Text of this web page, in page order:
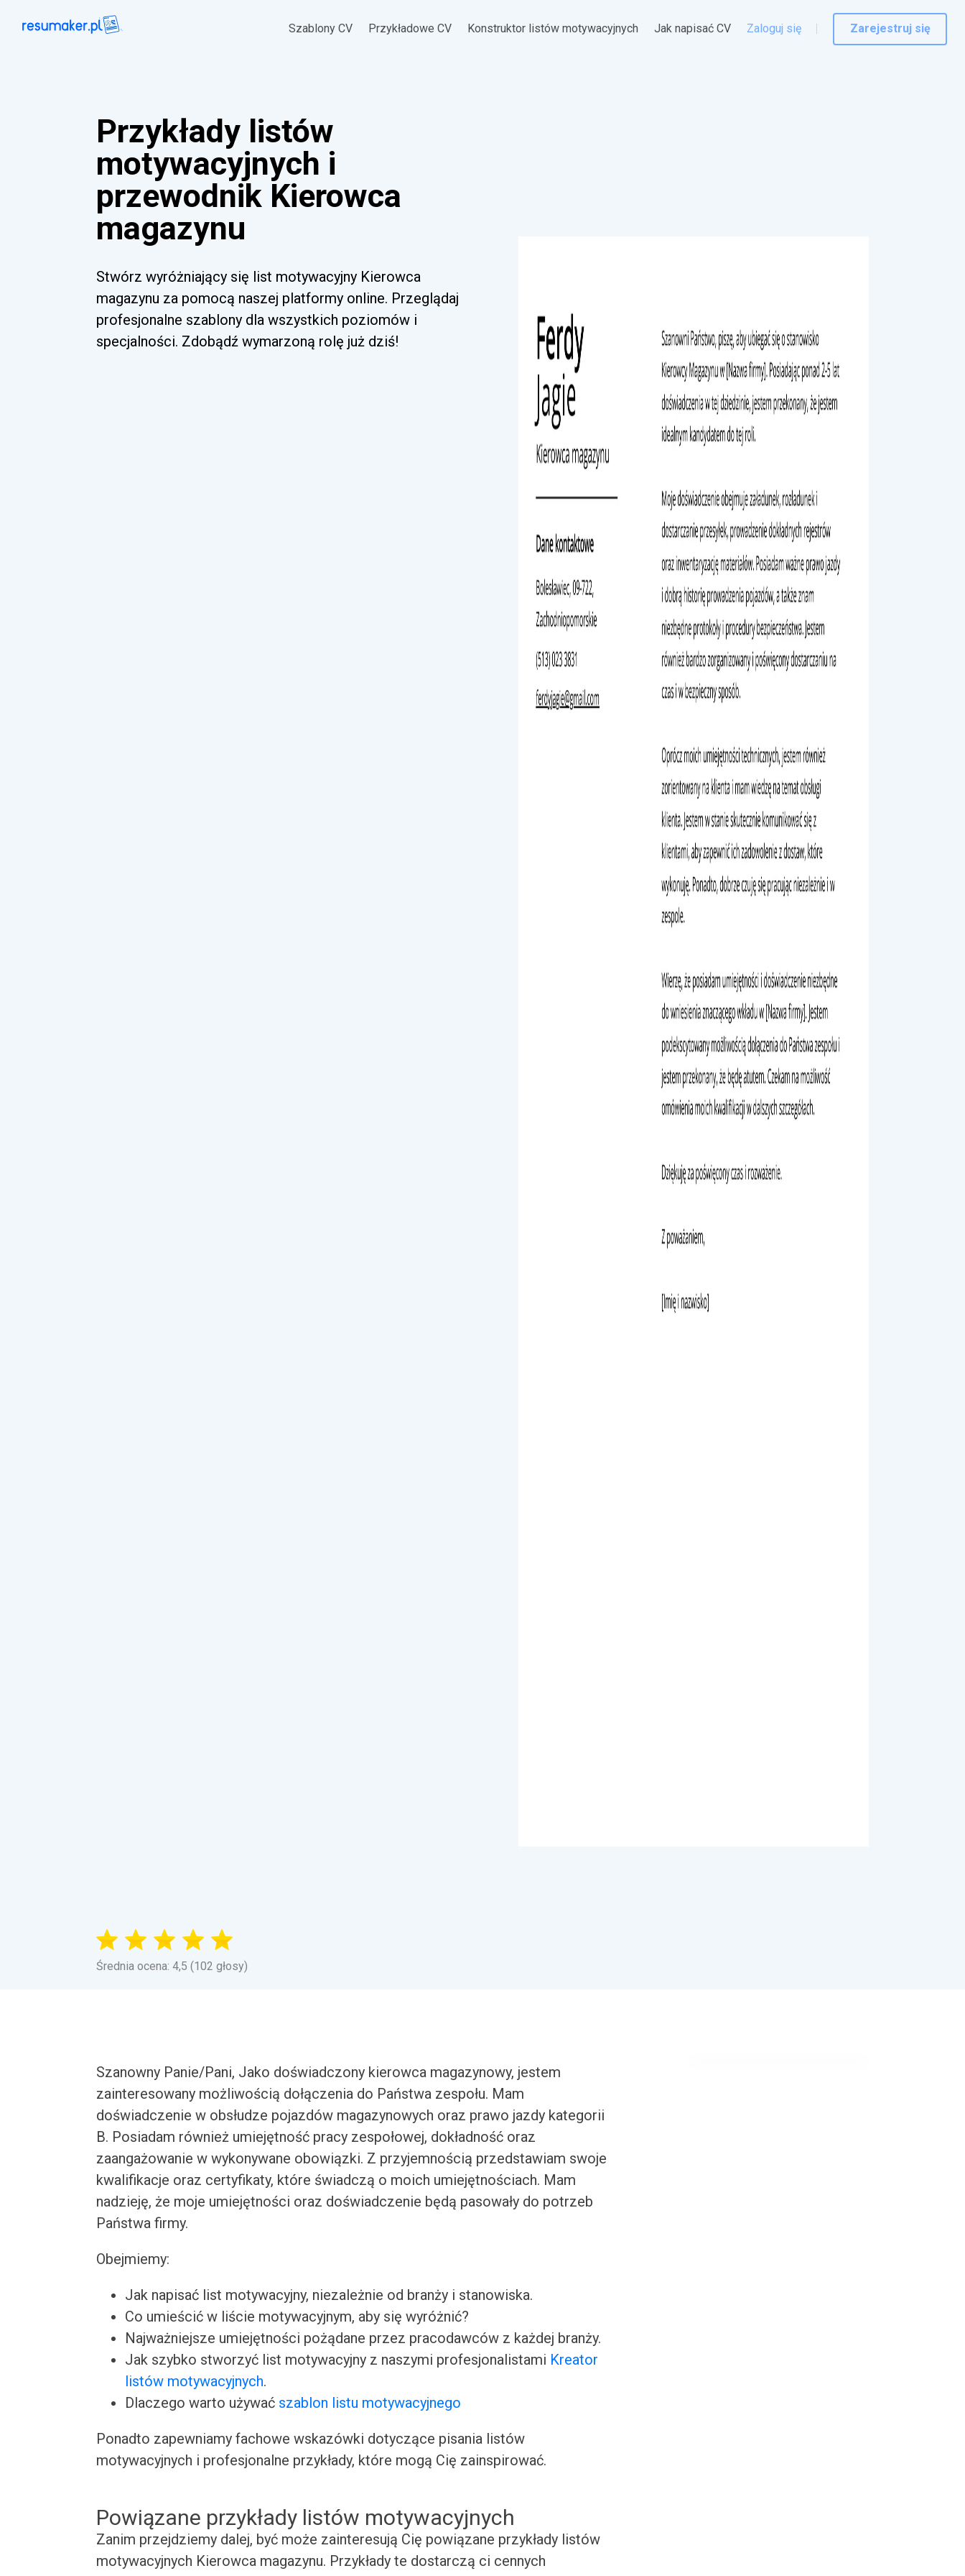
Szablony CV Przykładowe CV Konstruktor listów motywacyjnych Jak napisać CV Zaloguj się Zarejestruj się
Przykłady listów
motywacyjnych i
przewodnik Kierowca
magazynu
Stwórz wyróżniający się list motywacyjny Kierowca
magazynu za pomocą naszej platformy online. Przeglądaj
profesjonalne szablony dla wszystkich poziomów i
specjalności. Zdobądź wymarzoną rolę już dziś!
Średnia ocena: 4,5 (102 głosy)
Szanowny Panie/Pani, Jako doświadczony kierowca magazynowy, jestem
zainteresowany możliwością dołączenia do Państwa zespołu. Mam
doświadczenie w obsłudze pojazdów magazynowych oraz prawo jazdy kategorii
B. Posiadam również umiejętność pracy zespołowej, dokładność oraz
zaangażowanie w wykonywane obowiązki. Z przyjemnością przedstawiam swoje
kwalifikacje oraz certyfikaty, które świadczą o moich umiejętnościach. Mam
nadzieję, że moje umiejętności oraz doświadczenie będą pasowały do potrzeb
Państwa firmy.
Obejmiemy:
Jak napisać list motywacyjny, niezależnie od branży i stanowiska.
Co umieścić w liście motywacyjnym, aby się wyróżnić?
Najważniejsze umiejętności pożądane przez pracodawców z każdej branży.
Jak szybko stworzyć list motywacyjny z naszymi profesjonalistami Kreator
listów motywacyjnych.
Dlaczego warto używać szablon listu motywacyjnego
Ponadto zapewniamy fachowe wskazówki dotyczące pisania listów
motywacyjnych i profesjonalne przykłady, które mogą Cię zainspirować.
Powiązane przykłady listów motywacyjnych
Zanim przejdziemy dalej, być może zainteresują Cię powiązane przykłady listów
motywacyjnych Kierowca magazynu. Przykłady te dostarczą ci cennych